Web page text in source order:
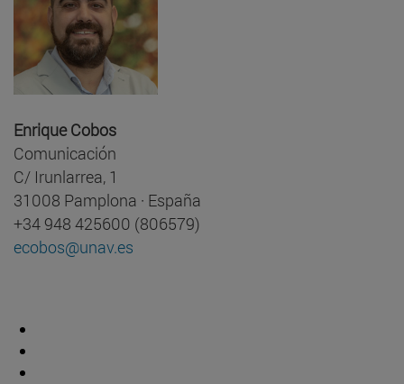
Enrique Cobos
Comunicación
C/ Irunlarrea, 1
31008 Pamplona · España
+34 948 425600 (806579)
ecobos@unav.es